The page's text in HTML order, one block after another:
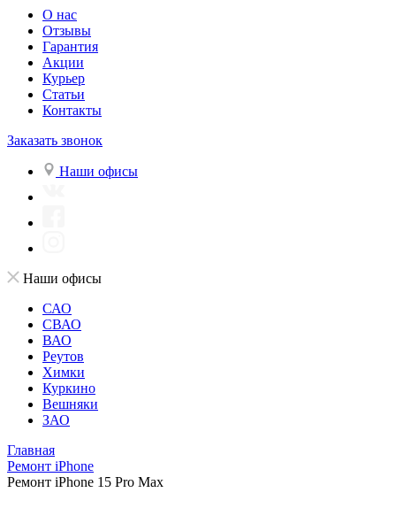
О нас
Отзывы
Гарантия
Акции
Курьер
Статьи
Контакты
Заказать звонок
Наши офисы
Наши офисы
САО
СВАО
ВАО
Реутов
Химки
Куркино
Вешняки
ЗАО
Главная
Ремонт iPhone
Ремонт iPhone 15 Pro Max